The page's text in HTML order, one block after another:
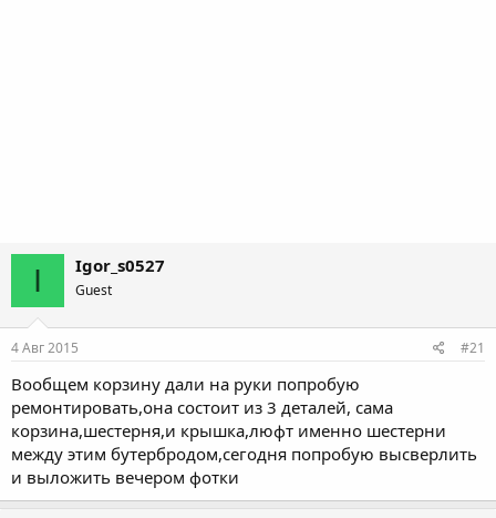
I Igor_s0527
Guest
4 Авг 2015 #21
Вообщем корзину дали на руки попробую
ремонтировать,она состоит из 3 деталей, сама
корзина,шестерня,и крышка,люфт именно шестерни
между этим бутербродом,сегодня попробую высверлить
и выложить вечером фотки